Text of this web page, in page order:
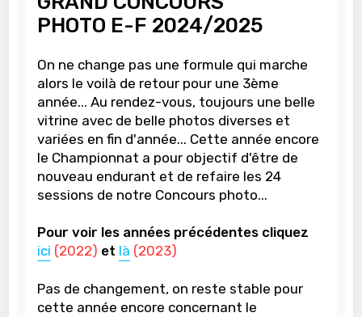
PHOTO E-F 2024/2025
On ne change pas une formule qui marche
alors le voilà de retour pour une 3ème
année... Au rendez-vous, toujours une belle
vitrine avec de belle photos diverses et
variées en fin d'année... Cette année encore
le Championnat a pour objectif d'être de
nouveau endurant et de refaire les 24
sessions de notre Concours photo...
Pour voir les années précédentes cliquez
ici (2022) et là (2023)
Pas de changement, on reste stable pour
cette année encore concernant le